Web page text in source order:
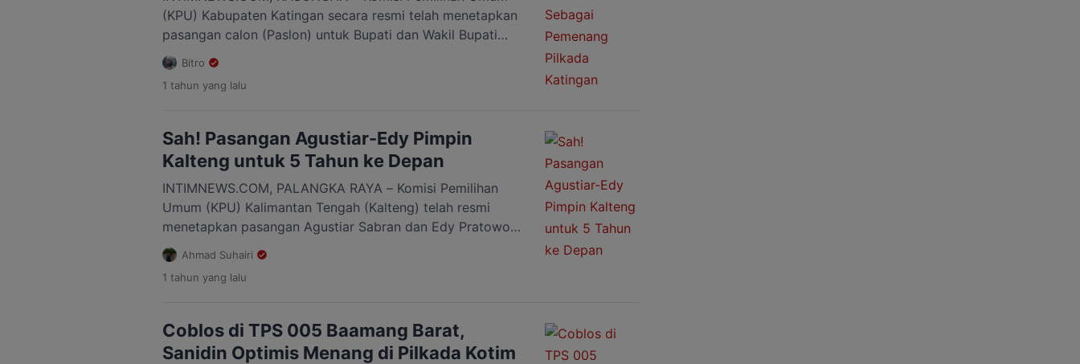
(KPU) Kabupaten Katingan secara resmi telah menetapkan
pasangan calon (Paslon) untuk Bupati dan Wakil Bupati
Katingan dengan nomor urut 03 Saiful-Firdaus, sebagai
pemenang dalam Pemilihan Kepala Daerah Katingan
(Pilkada) tahun 2024. Pernyataan ini disampaikan oleh
Terbuka pada acara tersebut dan membacakan […]
Bitro
1 tahun yang lalu
Sah! Pasangan Agustiar-Edy Pimpin
Kalteng untuk 5 Tahun ke Depan
INTIMNEWS.COM, PALANGKA RAYA – Komisi Pemilihan
Umum (KPU) Kalimantan Tengah (Kalteng) telah resmi
menetapkan pasangan Agustiar Sabran dan Edy Pratowo
sebagai Gubernur dan Wakil Gubernur Kalteng periode
2025-2030. Putusan itu dibacakan oleh Ketua KPU
Kalteng, Sastriadi, pada Rapat Pleno Terbuka Penetapan
Kalteng dalam pemilihan serentak tahun 2024 bertempat
[…]
Ahmad Suhairi
1 tahun yang lalu
Coblos di TPS 005 Baamang Barat,
Sanidin Optimis Menang di Pilkada Kotim